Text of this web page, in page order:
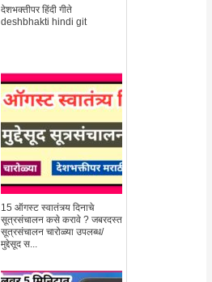
देशभक्तीपर हिंदी गीते
deshbhakti hindi git
15 ऑगस्ट स्वातंत्र्य दिनाचे
सूत्रसंचालन कसे करावे ? जबरदस्त
सूत्रसंचालन चारोळ्या उपलब्ध/
मुद्देसूद स...